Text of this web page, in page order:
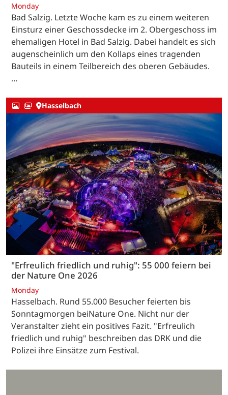
Monday
Bad Salzig. Letzte Woche kam es zu einem weiteren
Einsturz einer Geschossdecke im 2. Obergeschoss im
ehemaligen Hotel in Bad Salzig. Dabei handelt es sich
augenscheinlich um den Kollaps eines tragenden
Bauteils in einem Teilbereich des oberen Gebäudes.
…
Hasselbach
"Erfreulich friedlich und ruhig": 55 000 feiern bei
der Nature One 2026
Monday
Hasselbach. Rund 55.000 Besucher feierten bis
Sonntagmorgen beiNature One. Nicht nur der
Veranstalter zieht ein positives Fazit. "Erfreulich
friedlich und ruhig" beschreiben das DRK und die
Polizei ihre Einsätze zum Festival.